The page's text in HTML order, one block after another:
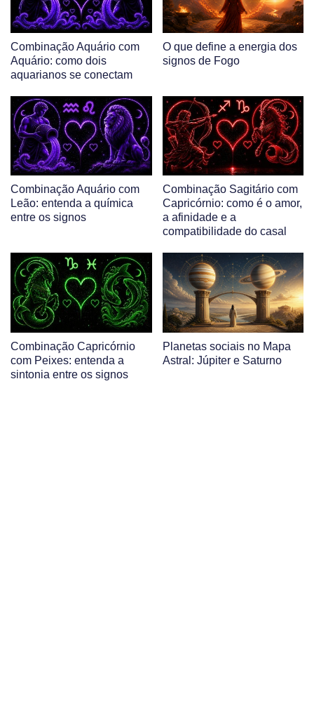
Combinação Aquário com
Aquário: como dois
aquarianos se conectam
O que define a energia dos
signos de Fogo
Combinação Aquário com
Leão: entenda a química
entre os signos
Combinação Sagitário com
Capricórnio: como é o amor,
a afinidade e a
compatibilidade do casal
Combinação Capricórnio
com Peixes: entenda a
sintonia entre os signos
Planetas sociais no Mapa
Astral: Júpiter e Saturno